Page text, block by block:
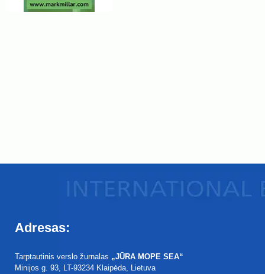
Adresas:
Tarptautinis verslo žurnalas „JŪRA MOPE SEA“
Minijos g. 93, LT-93234 Klaipėda, Lietuva